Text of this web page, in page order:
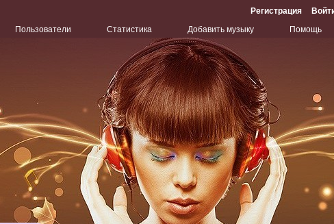
Регистрация
Пользователи Статистика Добавить музыку Помощь